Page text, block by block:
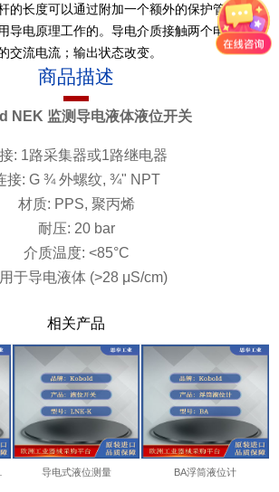
的长度可以通过附加一个额外的保护管来
导电原理工作的。导电介质接触两个电
交流电流；输出状态改变。
商品描述
NEK 监测导电液体液位开关
: 1路采集器或1路继电器
接: G ¾ 外螺纹, ¾" NPT
材质: PPS, 聚丙烯
耐压: 20 bar
介质温度: <85°C
于导电液体 (>28 μS/cm)
相关产品
导电式液位测量 BA浮筒液位计